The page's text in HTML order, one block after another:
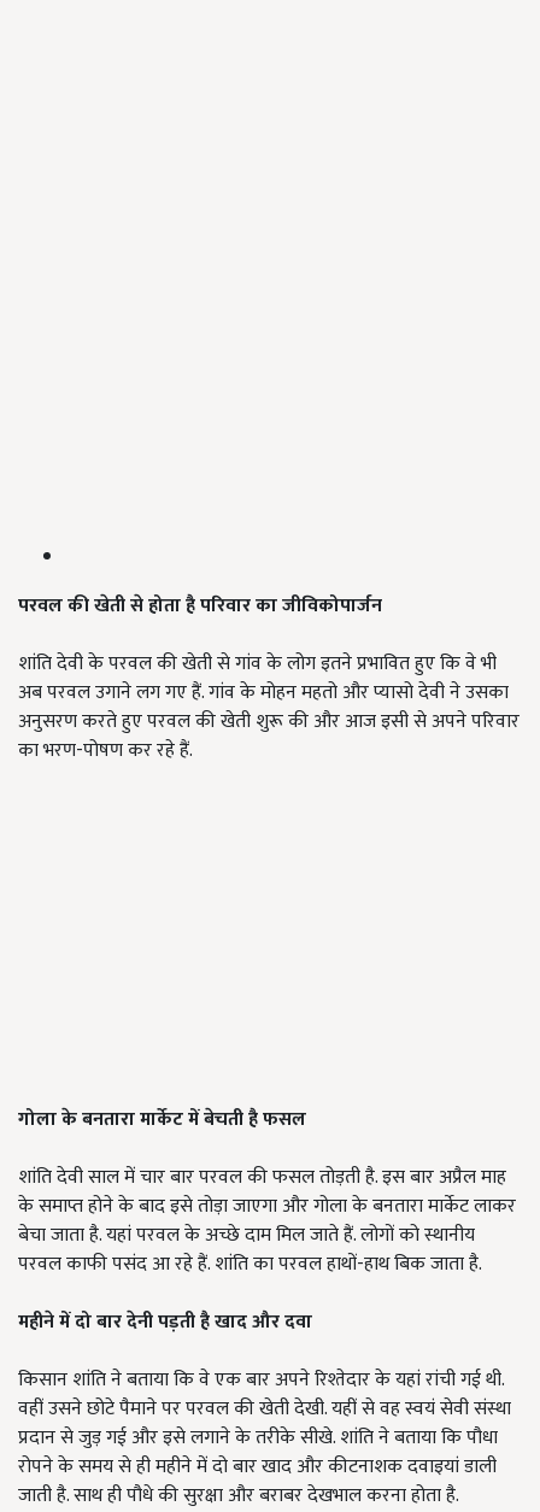
परवल की खेती से होता है परिवार का जीविकोपार्जन
शांति देवी के परवल की खेती से गांव के लोग इतने प्रभावित हुए कि वे भी
अब परवल उगाने लग गए हैं. गांव के मोहन महतो और प्यासो देवी ने उसका
अनुसरण करते हुए परवल की खेती शुरू की और आज इसी से अपने परिवार
का भरण-पोषण कर रहे हैं.
गोला के बनतारा मार्केट में बेचती है फसल
शांति देवी साल में चार बार परवल की फसल तोड़ती है. इस बार अप्रैल माह
के समाप्त होने के बाद इसे तोड़ा जाएगा और गोला के बनतारा मार्केट लाकर
बेचा जाता है. यहां परवल के अच्छे दाम मिल जाते हैं. लोगों को स्थानीय
परवल काफी पसंद आ रहे हैं. शांति का परवल हाथों-हाथ बिक जाता है.
महीने में दो बार देनी पड़ती है खाद और दवा
किसान शांति ने बताया कि वे एक बार अपने रिश्तेदार के यहां रांची गई थी.
वहीं उसने छोटे पैमाने पर परवल की खेती देखी. यहीं से वह स्वयं सेवी संस्था
प्रदान से जुड़ गई और इसे लगाने के तरीके सीखे. शांति ने बताया कि पौधा
रोपने के समय से ही महीने में दो बार खाद और कीटनाशक दवाइयां डाली
जाती है. साथ ही पौधे की सुरक्षा और बराबर देखभाल करना होता है.